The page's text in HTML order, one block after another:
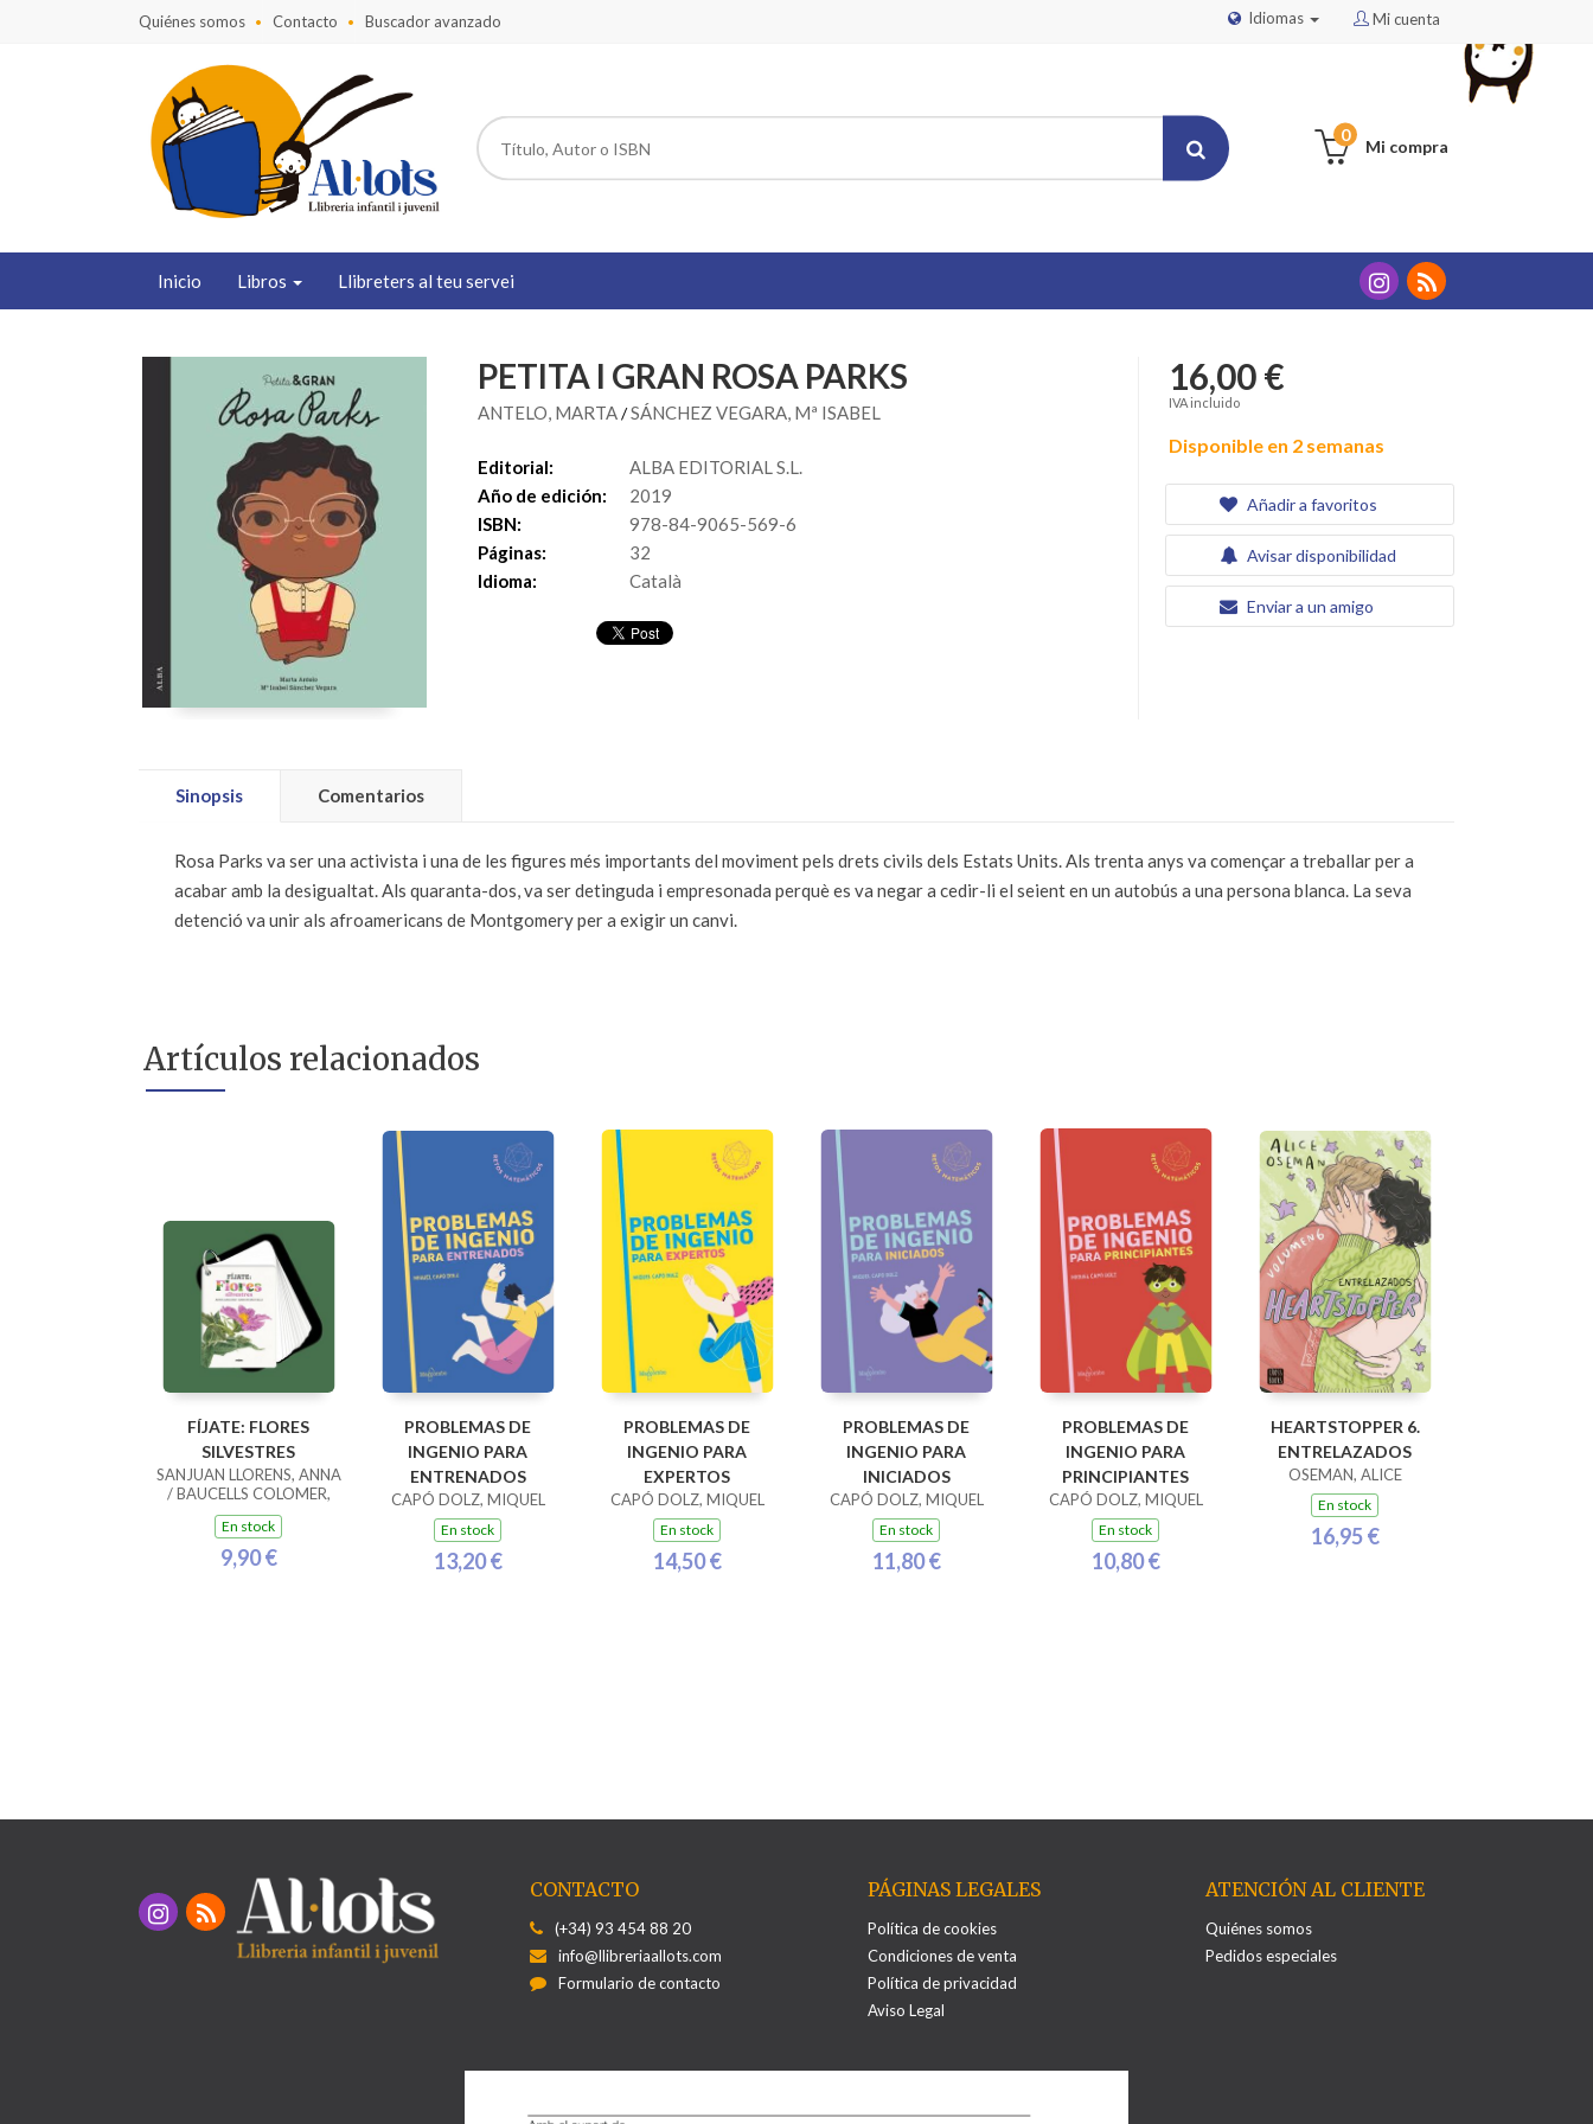
Mi cuenta
Idiomas
Quiénes somos Contacto Buscador avanzado
Mi compra
0
Inicio Libros Llibreters al teu servei
PETITA I GRAN ROSA PARKS
ANTELO, MARTA/SÁNCHEZ VEGARA, Mª ISABEL
Editorial:
ALBA EDITORIAL S.L.
Año de edición:
2019
ISBN:
978-84-9065-569-6
Páginas:
32
Idioma:
Català
16,00 €
IVA incluido
Disponible en 2 semanas
Añadir a favoritos
Avisar disponibilidad
Enviar a un amigo
Sinopsis Comentarios
Rosa Parks va ser una activista i una de les figures més importants del moviment pels drets civils dels Estats Units. Als trenta anys va començar a treballar per a
acabar amb la desigualtat. Als quaranta-dos, va ser detinguda i empresonada perquè es va negar a cedir-li el seient en un autobús a una persona blanca. La seva
detenció va unir als afroamericans de Montgomery per a exigir un canvi.
Artículos relacionados
FÍJATE: FLORES
SILVESTRES
SANJUAN LLORENS, ANNA
/ BAUCELLS COLOMER,
RAMON
En stock
9,90 €
PROBLEMAS DE
INGENIO PARA
ENTRENADOS
CAPÓ DOLZ, MIQUEL
En stock
13,20 €
PROBLEMAS DE
INGENIO PARA
EXPERTOS
CAPÓ DOLZ, MIQUEL
En stock
14,50 €
PROBLEMAS DE
INGENIO PARA
INICIADOS
CAPÓ DOLZ, MIQUEL
En stock
11,80 €
PROBLEMAS DE
INGENIO PARA
PRINCIPIANTES
CAPÓ DOLZ, MIQUEL
En stock
10,80 €
HEARTSTOPPER 6.
ENTRELAZADOS
OSEMAN, ALICE
En stock
16,95 €
CONTACTO
(+34) 93 454 88 20
info@llibreriaallots.com
Formulario de contacto
PÁGINAS LEGALES
Política de cookies
Condiciones de venta
Política de privacidad
Aviso Legal
ATENCIÓN AL CLIENTE
Quiénes somos
Pedidos especiales